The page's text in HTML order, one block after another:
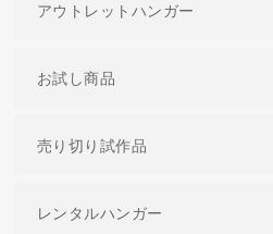
アウトレットハンガー
お試し商品
売り切り試作品
レンタルハンガー